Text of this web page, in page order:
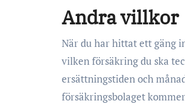
Andra villkor
När du har hittat ett gäng
vilken försäkring du ska
ersättningstiden och
försäkringsbolaget